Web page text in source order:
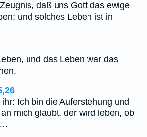
daß uns Gott das ewige
und solches Leben ist in
und das Leben war das
Ich bin die Auferstehung und
mich glaubt, der wird leben, ob